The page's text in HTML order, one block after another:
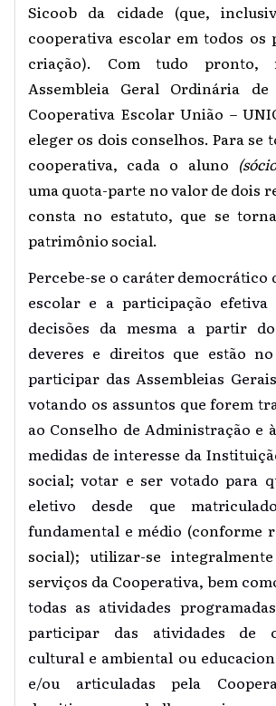
Sicoob da cidade (que,
cooperativa escolar em todos
criação). Com tudo pronto,
Assembleia Geral Ordinária de
Cooperativa Escolar União –
eleger os dois conselhos. Para se
cooperativa, cada o aluno
uma quota-parte no valor de dois
consta no estatuto, que se
patrimônio social.
Percebe-se o caráter democrático
escolar e a participação
decisões da mesma a partir
deveres e direitos que estão
participar das Assembleias
votando os assuntos que forem
ao Conselho de Administração e
medidas de interesse da
social; votar e ser votado para
eletivo desde que
fundamental e médio (conforme
social); utilizar-se
serviços da Cooperativa, bem
todas as atividades
participar das atividades de
cultural e ambiental ou
e/ou articuladas pela